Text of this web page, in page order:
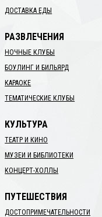
ДОСТАВКА ЕДЫ
РАЗВЛЕЧЕНИЯ
НОЧНЫЕ КЛУБЫ
БОУЛИНГ И БИЛЬЯРД
КАРАОКЕ
ТЕМАТИЧЕСКИЕ КЛУБЫ
КУЛЬТУРА
ТЕАТР И КИНО
МУЗЕИ И БИБЛИОТЕКИ
КОНЦЕРТ-ХОЛЛЫ
ПУТЕШЕСТВИЯ
ДОСТОПРИМЕЧАТЕЛЬНОСТИ